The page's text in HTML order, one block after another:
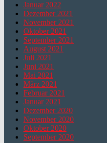
Januar 2022
Dezember 2021
November 2021
Oktober 2021
September 2021
August 2021
Juli 2021
Juni 2021
Mai 2021
März 2021
Februar 2021
Januar 2021
Dezember 2020
November 2020
Oktober 2020
September 2020